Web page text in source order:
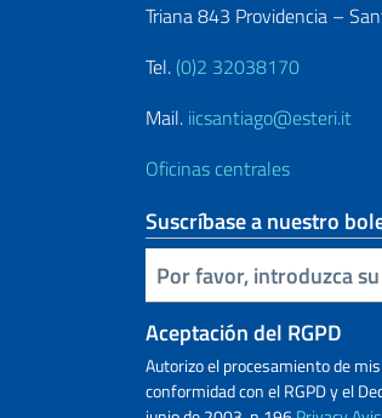
Triana 843 Providencia –
Tel. (0)2 32038170
Mail. iicsantiago@esteri.it
Oficinas centrales
Suscríbase a nuestro
Inserta tu correo electronico
Aceptación del RGPD
Autorizo ​​el procesamiento de
conformidad con el RGPD y el